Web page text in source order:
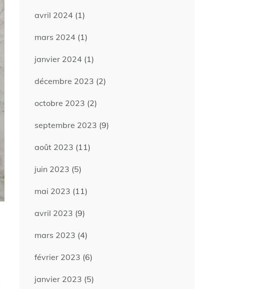
avril 2024 (1)
mars 2024 (1)
janvier 2024 (1)
décembre 2023 (2)
octobre 2023 (2)
septembre 2023 (9)
août 2023 (11)
juin 2023 (5)
mai 2023 (11)
avril 2023 (9)
mars 2023 (4)
février 2023 (6)
janvier 2023 (5)